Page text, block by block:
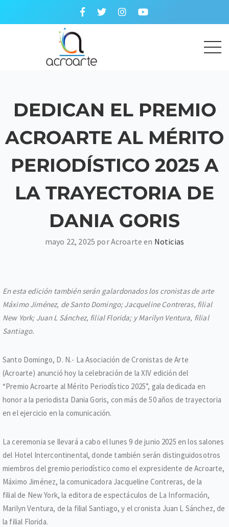
DEDICAN EL PREMIO
ACROARTE AL MÉRITO
PERIODÍSTICO 2025 A
LA TRAYECTORIA DE
DANIA GORIS
mayo 22, 2025 por Acroarte en Noticias
En esta edición también serán galardonados los cronistas de arte
Máximo Jiménez, de Santo Domingo; Jacqueline Contreras, filial
New York; Juan L Sánchez, filial Florida; y Marilyn Ventura, filial
Santiago.
Santo Domingo, D. N.- La Asociación de Cronistas de Arte
(Acroarte) anunció hoy la celebración de la XIV edición del
“Premio Acroarte al Mérito Periodístico 2025”, gala dedicada en
honor a la periodista Dania Goris, con más de 50 años de trayectoria
en el ejercicio en la comunicación.
La ceremonia se llevará a cabo el lunes 9 de junio 2025 en los salones
del Hotel Intercontinental, donde también serán distinguidosotros
miembros del gremio periodístico como el expresidente de Acroarte,
Máximo Jiménez, la comunicadora Jacqueline Contreras, de la
filial de New York, la editora de espectáculos de La Información,
Marilyn Ventura, de la filial Santiago, y el cronista Juan L Sánchez, de
la filial Florida.